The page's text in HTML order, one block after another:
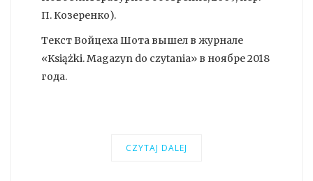
П. Козеренко).
Текст Войцеха Шота вышел в журнале
«Książki. Magazyn do czytania» в ноябре 2018
года.
CZYTAJ DALEJ